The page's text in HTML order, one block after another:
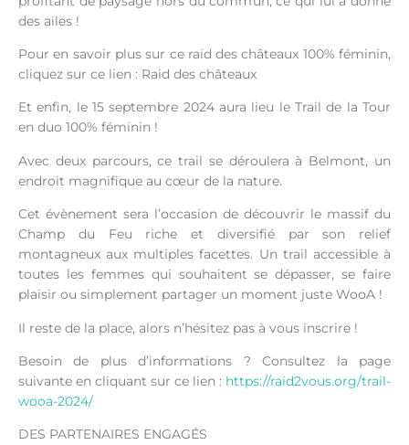
des ailes !
Pour en savoir plus sur ce raid des châteaux 100% féminin,
cliquez sur ce lien : Raid des châteaux
Et enfin, le 15 septembre 2024 aura lieu le Trail de la Tour
en duo 100% féminin !
Avec deux parcours, ce trail se déroulera à Belmont, un
endroit magnifique au cœur de la nature.
Cet évènement sera l’occasion de découvrir le massif du
Champ du Feu riche et diversifié par son relief
montagneux aux multiples facettes. Un trail accessible à
toutes les femmes qui souhaitent se dépasser, se faire
plaisir ou simplement partager un moment juste WooA !
Il reste de la place, alors n’hésitez pas à vous inscrire !
Besoin de plus d’informations ? Consultez la page
suivante en cliquant sur ce lien : https://raid2vous.org/trail-
wooa-2024/
DES PARTENAIRES ENGAGÉS